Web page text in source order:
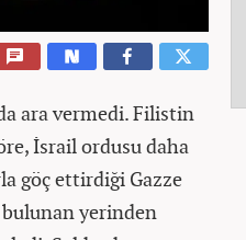
ara vermedi. Filistin
İsrail ordusu daha
göç ettirdiği Gazze
yerinden